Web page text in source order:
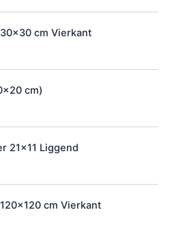
cm Vierkant
cm)
21x11 Liggend
cm Vierkant